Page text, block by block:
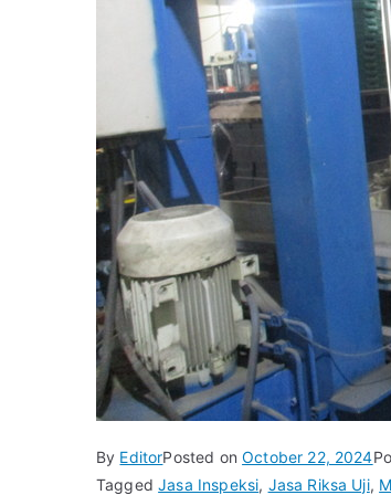
By EditorPosted onOctober 22, 2024
TaggedJasa Inspeksi, Jasa Riksa Uji,